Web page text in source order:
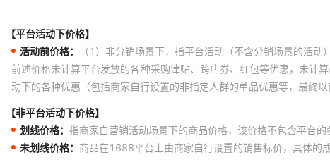
【平台活动下价格】
活动前价格：
（1）非分销场景下，指平台活动（不含分销场景的活
前述价格未计算平台发放的各种采购津贴、跨店券、红包等优惠，未计
动下的各种优惠（包括商家自行设置的非指定人群的单品优惠等，最终
【非平台活动下价格】
划线价格： 指商家自营销活动场景下的商品价格，该价格不包含平台
未划线价格： 商品在1688平台上由商家自行设置的销售标价，具体的